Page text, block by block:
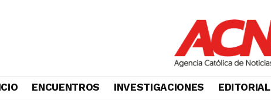
ENCUENTROS INVESTIGACIONES EDITORIAL